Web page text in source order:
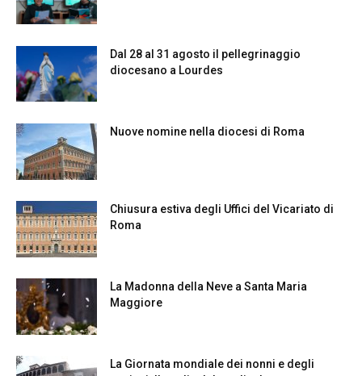
Dal 28 al 31 agosto il pellegrinaggio
diocesano a Lourdes
Nuove nomine nella diocesi di Roma
Chiusura estiva degli Uffici del Vicariato di
Roma
La Madonna della Neve a Santa Maria
Maggiore
La Giornata mondiale dei nonni e degli